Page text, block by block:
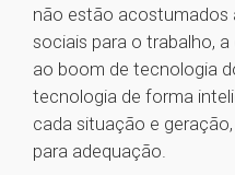
não estão acostumados
sociais para o trabalho,
ao boom de tecnologia
tecnologia de forma
cada situação e
para adequação.